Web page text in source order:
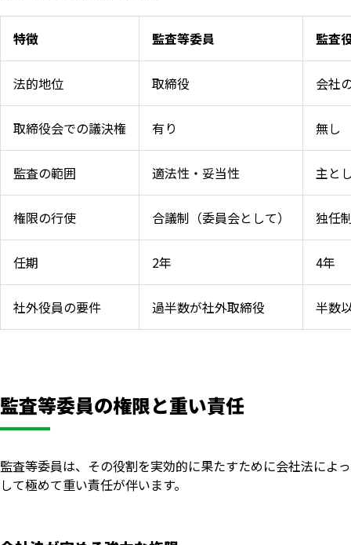
特徴 監査等委員 監査
法的地位 取締役 会社
取締役会での議決権 有り 無し
監査の範囲 適法性・妥当性 主と
権限の行使 合議制（委員会として） 独任
任期 2年 4年
社外役員の要件 過半数が社外取締役 半数
監査等委員の権限と重い責任
監査等委員は、その役割を実効的に果たすために会社法によ
して極めて重い責任が伴います。